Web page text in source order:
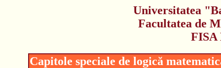
Universitatea
Facultatea de
FISA
Capitole speciale de logică